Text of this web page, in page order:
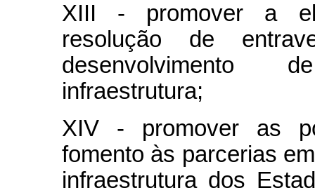
XIII - promover a
resolução de
desenvolvimento
infraestrutura;
XIV - promover as
fomento às parcerias
infraestrutura dos